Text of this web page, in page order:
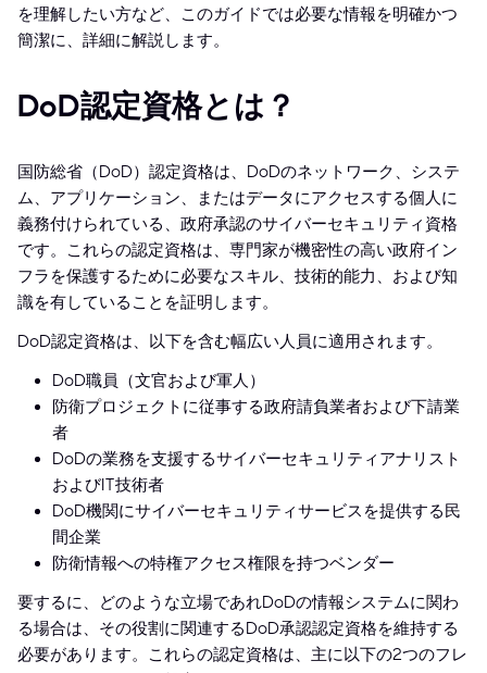
を理解したい方など、このガイドでは必要な情報を明確かつ
簡潔に、詳細に解説します。
DoD認定資格とは？
国防総省（DoD）認定資格は、DoDのネットワーク、システ
ム、アプリケーション、またはデータにアクセスする個人に
義務付けられている、政府承認のサイバーセキュリティ資格
です。これらの認定資格は、専門家が機密性の高い政府イン
フラを保護するために必要なスキル、技術的能力、および知
識を有していることを証明します。
DoD認定資格は、以下を含む幅広い人員に適用されます。
DoD職員（文官および軍人）
防衛プロジェクトに従事する政府請負業者および下請業
者
DoDの業務を支援するサイバーセキュリティアナリスト
およびIT技術者
DoD機関にサイバーセキュリティサービスを提供する民
間企業
防衛情報への特権アクセス権限を持つベンダー
要するに、どのような立場であれDoDの情報システムに関わ
る場合は、その役割に関連するDoD承認認定資格を維持する
必要があります。これらの認定資格は、主に以下の2つのフレ